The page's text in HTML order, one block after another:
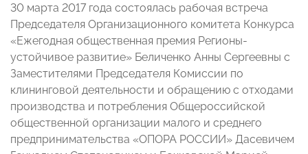
30 марта 2017 года состоялась рабочая встреча
Председателя Организационного комитета Конкурса
«Ежегодная общественная премия Регионы-
устойчивое развитие» Беличенко Анны Сергеевны с
Заместителями Председателя Комиссии по
клининговой деятельности и обращению с отходами
производства и потребления Общероссийской
общественной организации малого и среднего
предпринимательства «ОПОРА РОССИИ» Дасевичем